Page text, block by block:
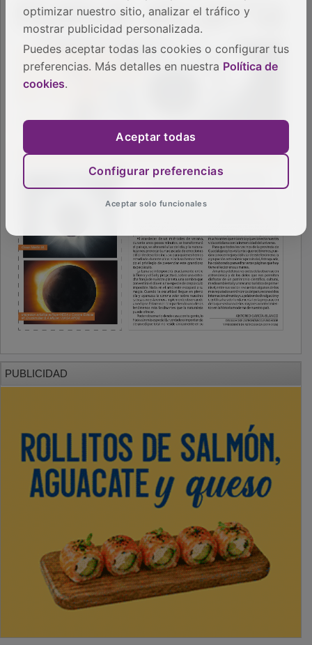
PUBLICIDAD
PUBLICIDAD
optimizar nuestro sitio, analizar el tráfico y
mostrar publicidad personalizada.
Puedes aceptar todas las cookies o configurar tus
preferencias. Más detalles en nuestra Política de
cookies.
Aceptar todas
Configurar preferencias
Aceptar solo funcionales